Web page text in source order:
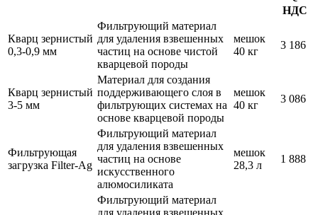
НДС
Кварц зернистый
0,3-0,9 мм
Фильтрующий материал
для удаления взвешенных
частиц на основе чистой
кварцевой породы
мешок
40 кг
3 186
Кварц зернистый
3-5 мм
Материал для создания
поддерживающего слоя в
фильтрующих системах на
основе кварцевой породы
мешок
40 кг
3 086
Фильтрующая
загрузка Filter-Ag
Фильтрующий материал
для удаления взвешенных
частиц на основе
искусственного
алюмосиликата
мешок
28,3 л
1 888
Фильтрующий материал
для удаления взвешенных